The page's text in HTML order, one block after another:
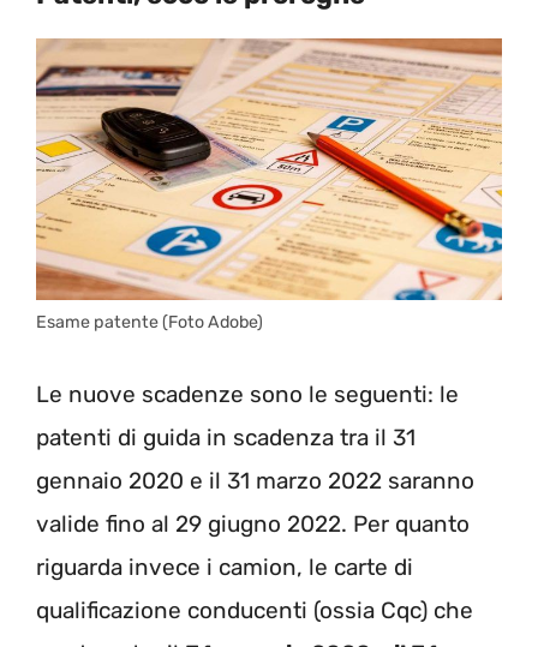
Esame patente (Foto Adobe)
Le nuove scadenze sono le seguenti: le
patenti di guida in scadenza tra il 31
gennaio 2020 e il 31 marzo 2022 saranno
valide fino al 29 giugno 2022. Per quanto
riguarda invece i camion, le carte di
qualificazione conducenti (ossia Cqc) che